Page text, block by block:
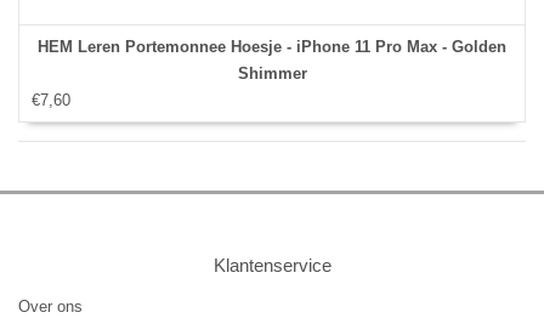
HEM Leren Portemonnee Hoesje - iPhone 11 Pro Max - Golden
Shimmer
€7,60
Klantenservice
Over ons